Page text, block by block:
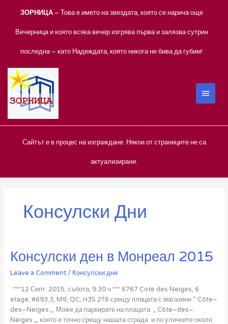
ЗОРНИЦА– Това е името на звездата, която се нарича още
Вечерница и която всяка вечер изгрява първа и залязва сутрин
последна – като Надеждата, която никога не бива да губим!
MAIN
Сайтът е в процес на изграждане. Някои от страниците не са
актуализирани.
Консулски Дни
Консулски ден в Монреал 2015
Leave a Comment / Консулски дни
***12 Септ. 2015, събота, 9.30 ч.*** 6767 Cote des Neiges, 6
etage, #693.3, Mtl, QC, H3S 2T6 срещу плацата с магазини “ Côte–
des–Neiges „. Може да паркирате на плацата „ Côte–des–
Neiges „, която е точно срещу нашата сграда и по уличките около